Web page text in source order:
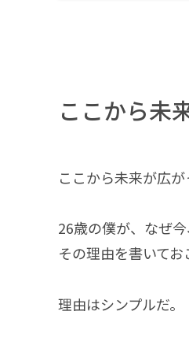
ここから未
ここから未来が広
26歳の僕が、なぜ
その理由を書いてお
理由はシンプルだ。